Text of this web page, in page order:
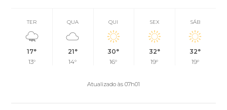
TER
17°
13°
QUA
21°
14°
QUI
30°
16°
SEX
32°
19°
SÁB
32°
19°
Atualizado às 07h01